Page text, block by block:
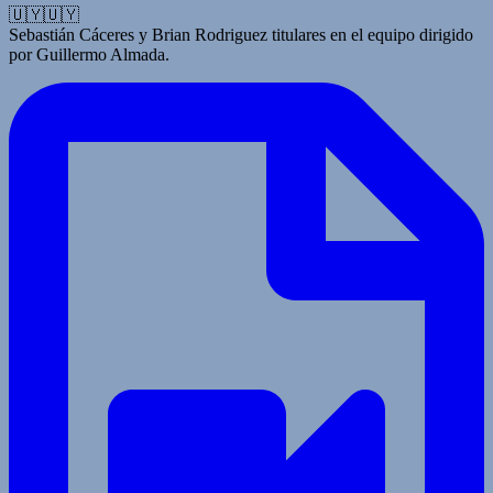
🇺🇾🇺🇾
Sebastián Cáceres y Brian Rodriguez titulares en el equipo dirigido
por Guillermo Almada.